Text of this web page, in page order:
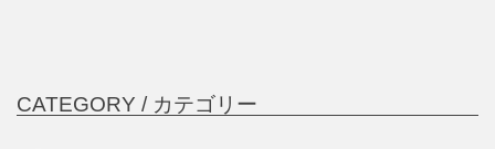
CATEGORY / カテゴリー